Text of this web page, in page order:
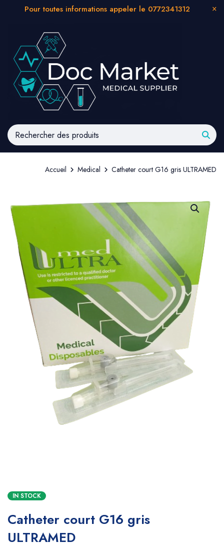
Pour toutes informations appeler le 0772341312
Accueil Medical Catheter court G16 gris ULTRAMED
IN STOCK
Catheter court G16 gris
ULTRAMED